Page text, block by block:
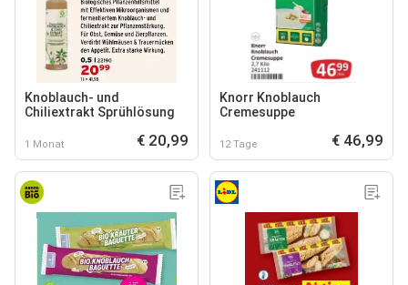
Knoblauch- und
Chiliextrakt Sprühlösung
1 Monat € 20,99
Knorr Knoblauch
Cremesuppe
12 Tage € 46,99